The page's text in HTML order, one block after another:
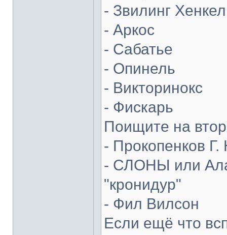
- Звилинг
- Аркос
- Сабатье
- Опинель
- Викторинокс
- Фискарь
Поищите на
- Прокопенков Г.
- СЛОНЫ или
"кронидур"
- Фил Вилсон
Если ещё что